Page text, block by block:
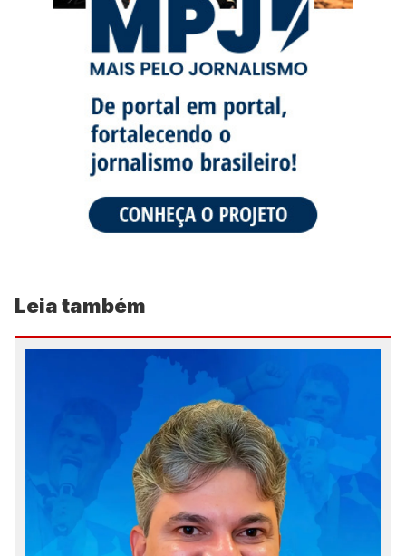
Leia também